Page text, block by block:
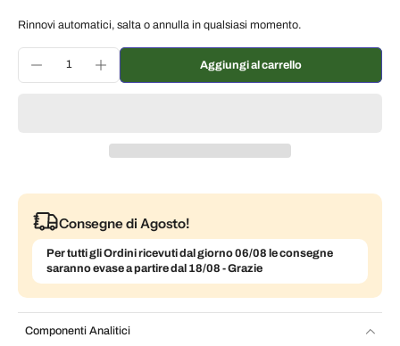
Subscribe and save
Consegna ogni 3 settimane, 7% di sconto
Consegna ogni mese, 5% di sconto
€33,17 EUR
Rinnovi automatici, salta o annulla in qualsiasi momento.
Aggiungi al carrello
Consegne di Agosto!
Per tutti gli Ordini ricevuti dal giorno 06/08 le consegne
saranno evase a partire dal 18/08 - Grazie
Componenti Analitici